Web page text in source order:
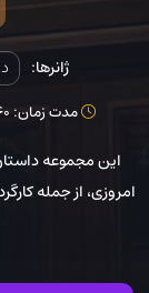
ژانرها:
مدت زمان: 60 دقیقه
این مجموعه